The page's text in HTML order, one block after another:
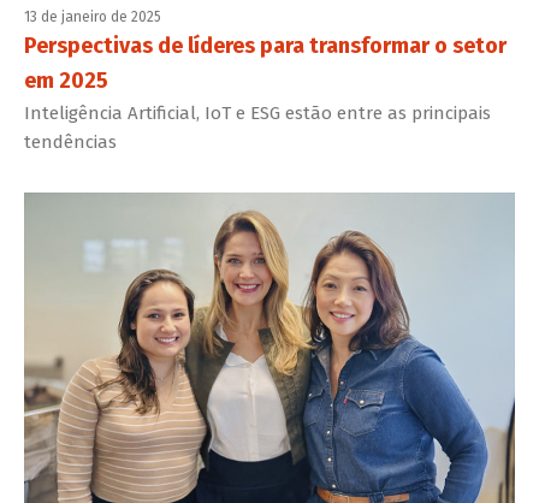
13 de janeiro de 2025
Perspectivas de líderes para transformar o setor
em 2025
Inteligência Artificial, IoT e ESG estão entre as principais
tendências